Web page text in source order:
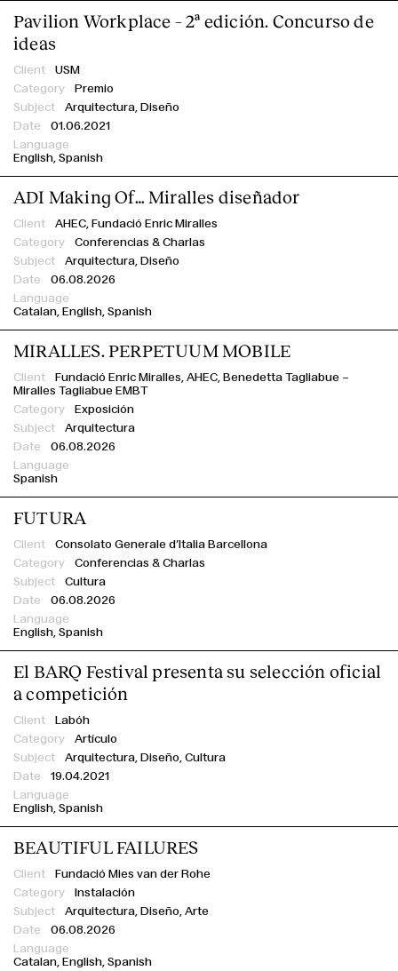
Contacto
Pavilion Workplace – 2ª edición. Concurso de
ideas
USM
Premio
Arquitectura, Diseño
01.06.2021
English Spanish
ADI Making Of… Miralles diseñador
AHEC, Fundació Enric Miralles
Conferencias & Charlas
Arquitectura, Diseño
06.08.2026
Catalan English Spanish
MIRALLES. PERPETUUM MOBILE
Fundació Enric Miralles, AHEC, Benedetta Tagliabue –
Miralles Tagliabue EMBT
Exposición
Arquitectura
06.08.2026
Spanish
FUTURA
Consolato Generale d’Italia Barcellona
Conferencias & Charlas
Cultura
06.08.2026
English Spanish
El BARQ Festival presenta su selección oficial
a competición
Labóh
Artículo
Arquitectura, Diseño, Cultura
19.04.2021
English Spanish
BEAUTIFUL FAILURES
Fundació Mies van der Rohe
Instalación
Arquitectura, Diseño, Arte
06.08.2026
Catalan English Spanish